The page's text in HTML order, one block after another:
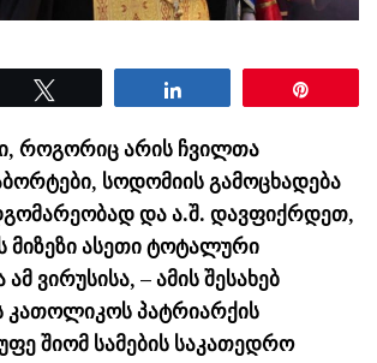
როგორიც არის ჩვილთა
სოდომიის გამოცხადება
და ა.შ. დავფიქრდეთ,
მიზეზი ასეთი ტოტალური
ვირუსისა, – ამის შესახებ
პატრიარქის
შიომ სამების საკათედრო